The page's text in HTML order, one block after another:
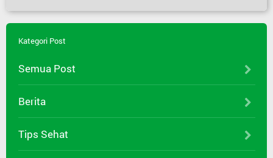
Kategori Post
Semua Post
Berita
Tips Sehat